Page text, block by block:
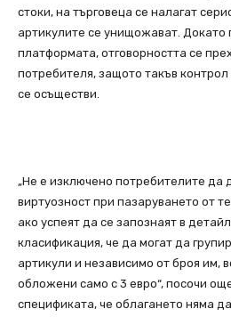
стоки, на търговеца се налагат
артикулите се унищожават. Докато
платформата, отговорността се
потребителя, защото такъв
се осъществи.
„Не е изключено потребителите да
виртуозност при пазаруването от
ако успеят да се запознаят в
класификация, че да могат да
артикули и независимо от броя им,
обложени само с 3 евро“, посочи
спецификата, че облагането няма